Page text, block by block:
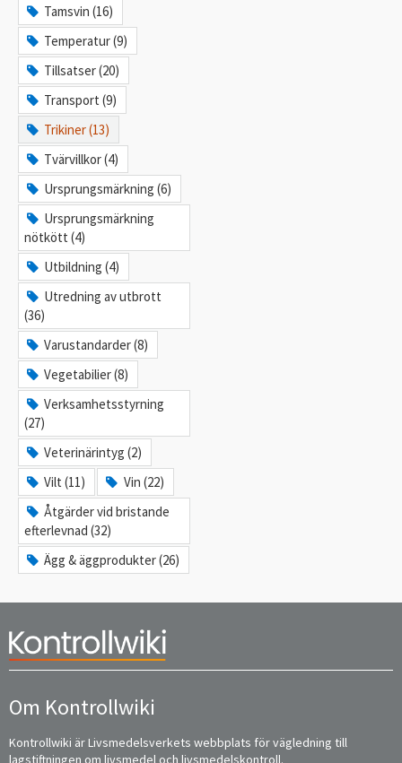
Tamsvin (16)
Temperatur (9)
Tillsatser (20)
Transport (9)
Trikiner (13)
Tvärvillkor (4)
Ursprungsmärkning (6)
Ursprungsmärkning
nötkött (4)
Utbildning (4)
Utredning av utbrott
(36)
Varustandarder (8)
Vegetabilier (8)
Verksamhetsstyrning
(27)
Veterinärintyg (2)
Vilt (11)
Vin (22)
Åtgärder vid bristande
efterlevnad (32)
Ägg & äggprodukter (26)
Om Kontrollwiki
Kontrollwiki är Livsmedelsverkets webbplats för vägledning till
lagstiftningen om livsmedel och livsmedelskontroll.